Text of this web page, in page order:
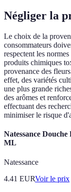
Négliger la
Le choix de la
consommateurs
respectent les
produits chimiques
provenance des
effet, des variétés
une plus grande
des arômes et
effectuant des
minimiser le risque
Natessance
ML
Natessance
4.41 EURVoir le prix